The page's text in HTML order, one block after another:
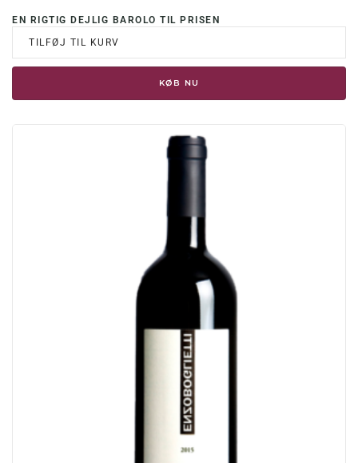
EN RIGTIG DEJLIG BAROLO TIL PRISEN
TILFØJ TIL KURV
KØB NU